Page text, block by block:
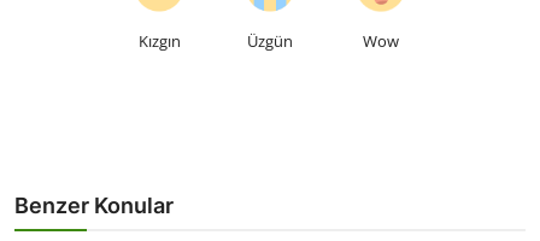
Kızgın Üzgün Wow
Benzer Konular